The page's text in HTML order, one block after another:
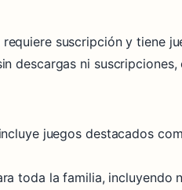
suscripción y tiene
descargas ni
juegos destacados
toda la familia, incluyendo